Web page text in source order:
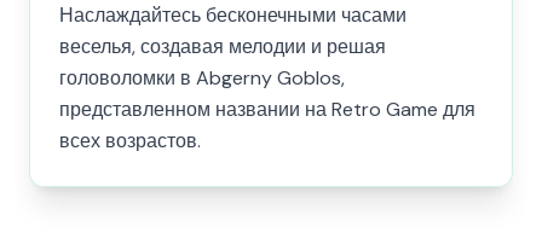
Наслаждайтесь бесконечными часами
веселья, создавая мелодии и решая
головоломки в Abgerny Goblos,
представленном названии на Retro Game для
всех возрастов.